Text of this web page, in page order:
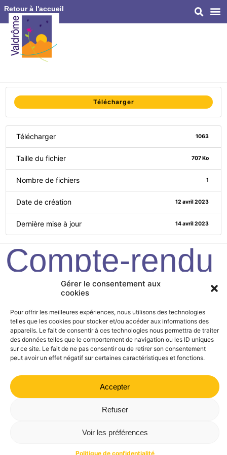
Gérer le consentement aux
cookies
Pour offrir les meilleures expériences, nous utilisons des technologies
telles que les cookies pour stocker et/ou accéder aux informations des
appareils. Le fait de consentir à ces technologies nous permettra de traiter
des données telles que le comportement de navigation ou les ID uniques
sur ce site. Le fait de ne pas consentir ou de retirer son consentement
peut avoir un effet négatif sur certaines caractéristiques et fonctions.
Accepter
Refuser
Voir les préférences
Politique de confidentialité
Retour à l'accueil
Télécharger
Télécharger 1063
Taille du fichier 707 Ko
Nombre de fichiers 1
Date de création 12 avril 2023
Dernière mise à jour 14 avril 2023
Compte-rendu
2020/07/03
Mairie de Valdrôme | 14 rue Haute, 26310 Valdrôme | 04 75
21 40 70
Politique de confidentialité
Mentions légales Plan du site